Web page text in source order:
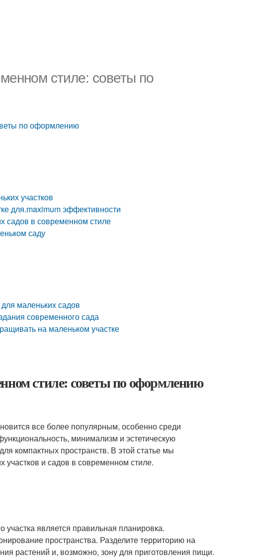
стиле: советы по
по оформлению
участков
для.maximum эффективности
садов в современном стиле
саду
маленьких садов
современного сада
на маленьком участке
стиле: советы по оформлению
все более популярным, особенно среди
минимализм и эстетическую
компактных пространств. В этой статье мы
и садов в современном стиле.
является правильная планировка.
пространства. Разделите территорию на
растений и, возможно, зону для приготовления пищи.